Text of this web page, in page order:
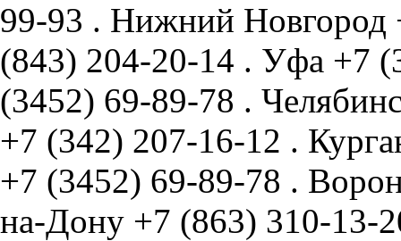
99-93 . Нижний Новгород
(843) 204-20-14 . Уфа +7
(3452) 69-89-78 .
+7 (342) 207-16-12 .
+7 (3452) 69-89-78 .
на-Дону +7 (863) 310-13-